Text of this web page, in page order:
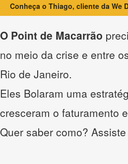
Conheça o Thiago, cliente da We
O Point de Macarrão
no meio da crise e entre
Rio de Janeiro.
Eles Bolaram uma
cresceram o faturamento
Quer saber como?